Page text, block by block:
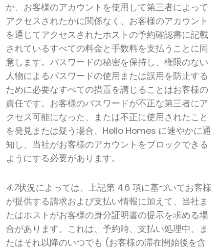
か、お客様のアカウントを使用して第三者によって
アクセスされたかに関係なく、お客様のアカウント
を通じてアクセスされたホストの予約確認書に記載
されているすべての料金と手数料を支払うことに同
意します。パスワードの秘密を保持し、権限のない
人物によるパスワードの使用または誤用を防止する
ために必要なすべての措置を講じることはお客様の
責任です。お客様のパスワードが不正な第三者にア
クセス可能になった、または不正に使用されたこと
を発見または疑う場合、Hello Homes に速やかに通
知し、当社がお客様のアカウントをブロックできる
ようにする必要があります。
4.7状況によっては、上記第 4.6 項に基づいてお客様
が提供する請求および支払い情報に加えて、当社ま
たはホストがお客様の身分証明書の提示を求める場
合があります。これは、予約時、支払い処理中、ま
たはそれ以降のいつでも (お客様の滞在開始後を含